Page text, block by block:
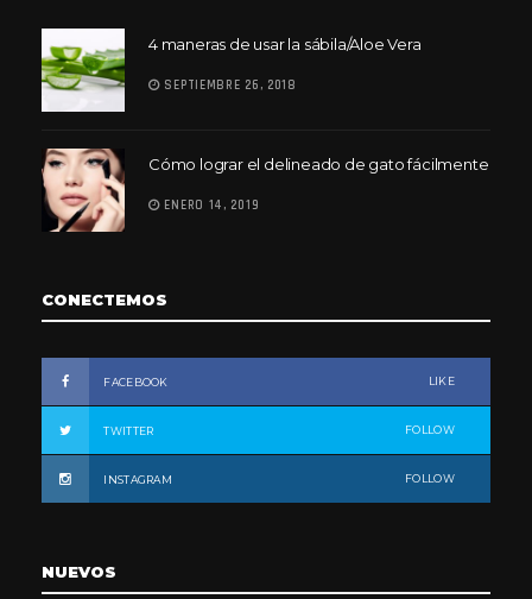
4 maneras de usar la sábila/Aloe Vera
SEPTIEMBRE 26, 2018
Cómo lograr el delineado de gato fácilmente
ENERO 14, 2019
CONECTEMOS
FACEBOOK LIKE
TWITTER FOLLOW
INSTAGRAM FOLLOW
NUEVOS